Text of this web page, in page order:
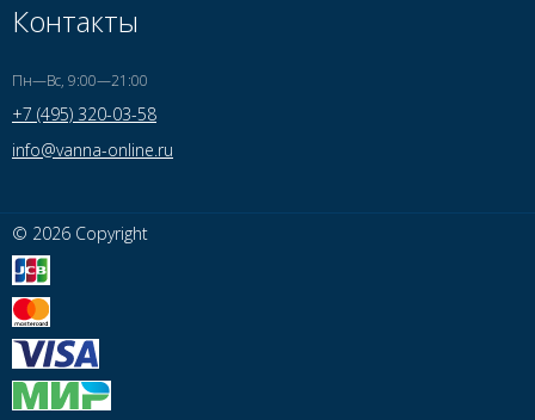
Контакты
Пн—Вс, 9:00—21:00
+7 (495) 320-03-58
info@vanna-online.ru
© 2026 Copyright